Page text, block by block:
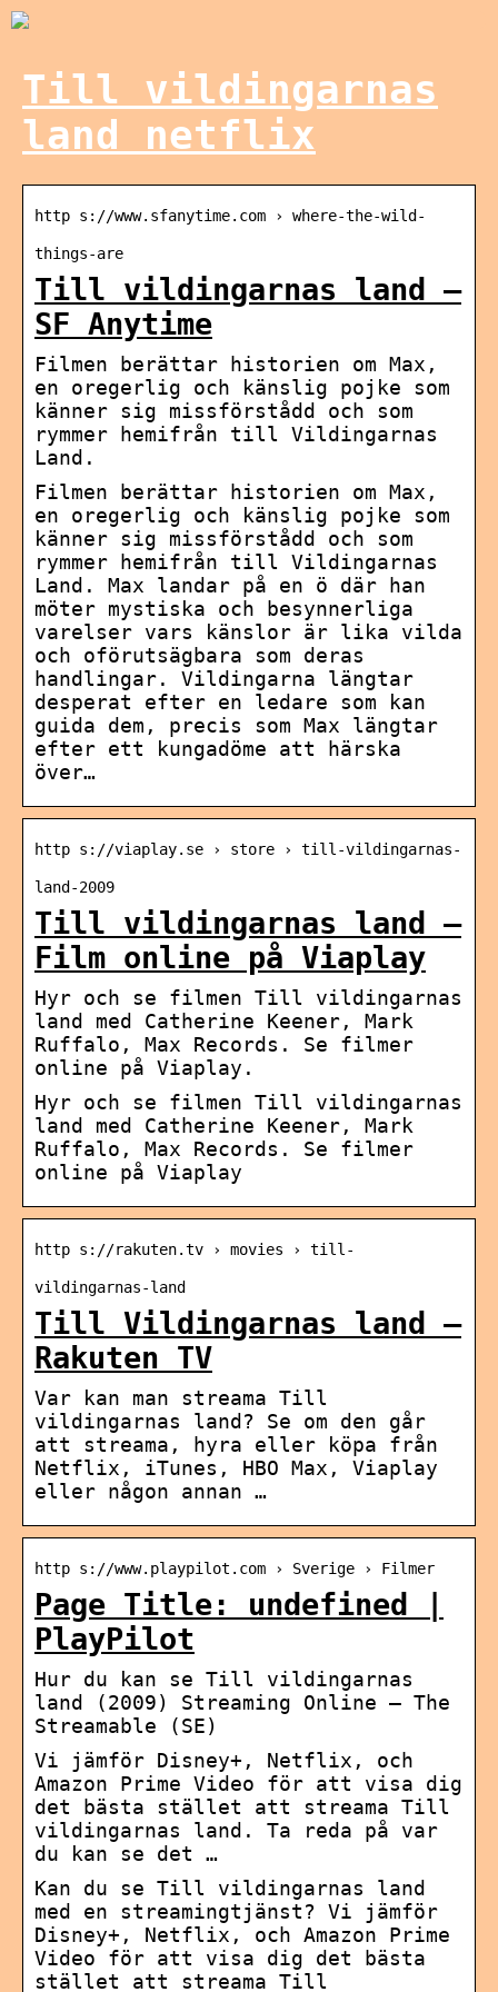
Till vildingarnas
land netflix
http s://www.sfanytime.com › where-the-wild-
things-are
Till vildingarnas land –
SF Anytime
Filmen berättar historien om Max,
en oregerlig och känslig pojke som
känner sig missförstådd och som
rymmer hemifrån till Vildingarnas
Land.
Filmen berättar historien om Max,
en oregerlig och känslig pojke som
känner sig missförstådd och som
rymmer hemifrån till Vildingarnas
Land. Max landar på en ö där han
möter mystiska och besynnerliga
varelser vars känslor är lika vilda
och oförutsägbara som deras
handlingar. Vildingarna längtar
desperat efter en ledare som kan
guida dem, precis som Max längtar
efter ett kungadöme att härska
över…
http s://viaplay.se › store › till-vildingarnas-
land-2009
Till vildingarnas land –
Film online på Viaplay
Hyr och se filmen Till vildingarnas
land med Catherine Keener, Mark
Ruffalo, Max Records. Se filmer
online på Viaplay.
Hyr och se filmen Till vildingarnas
land med Catherine Keener, Mark
Ruffalo, Max Records. Se filmer
online på Viaplay
http s://rakuten.tv › movies › till-
vildingarnas-land
Till Vildingarnas land –
Rakuten TV
Var kan man streama Till
vildingarnas land? Se om den går
att streama, hyra eller köpa från
Netflix, iTunes, HBO Max, Viaplay
eller någon annan …
http s://www.playpilot.com › Sverige › Filmer
Page Title: undefined |
PlayPilot
Hur du kan se Till vildingarnas
land (2009) Streaming Online – The
Streamable (SE)
Vi jämför Disney+, Netflix, och
Amazon Prime Video för att visa dig
det bästa stället att streama Till
vildingarnas land. Ta reda på var
du kan se det …
Kan du se Till vildingarnas land
med en streamingtjänst? Vi jämför
Disney+, Netflix, och Amazon Prime
Video för att visa dig det bästa
stället att streama Till